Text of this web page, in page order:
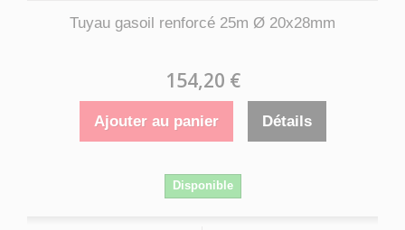
Tuyau gasoil renforcé 25m Ø 20x28mm
154,20 €
Ajouter au panier Détails
Disponible